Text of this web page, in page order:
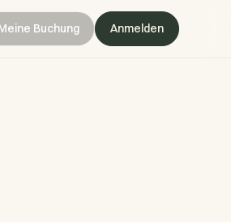
Buchung Anmelden